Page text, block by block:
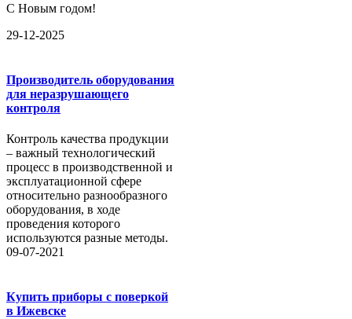
С Новым годом!
29-12-2025
Производитель оборудования
для неразрушающего
контроля
Контроль качества продукции
– важный технологический
процесс в производственной и
эксплуатационной сфере
относительно разнообразного
оборудования, в ходе
проведения которого
используются разные методы.
09-07-2021
Купить приборы с поверкой
в Ижевске